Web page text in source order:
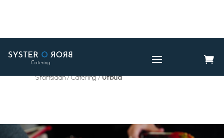

CATERING UTBUD
Startsidan / Catering /Utbud